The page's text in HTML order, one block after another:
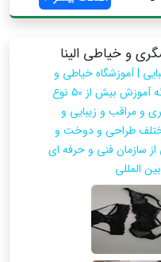
و خیاطی الینا
| آموزشگاه خیاطی و
طراحی دوخت | با ارائه آموزش بیش از ۵۰ نوع
و مراقب و زیبایی و
طراحی و دوخت و
سازمان فنی و حرفه ای
المللی